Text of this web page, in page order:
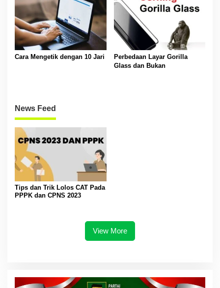
Cara Mengetik dengan 10 Jari
Perbedaan Layar Gorilla
Glass dan Bukan
News Feed
Tips dan Trik Lolos CAT Pada
PPPK dan CPNS 2023
View More